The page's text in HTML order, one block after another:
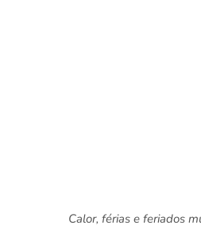
Calor, férias e feriados